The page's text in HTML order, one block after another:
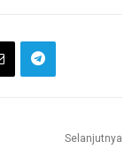
Selanjutnya